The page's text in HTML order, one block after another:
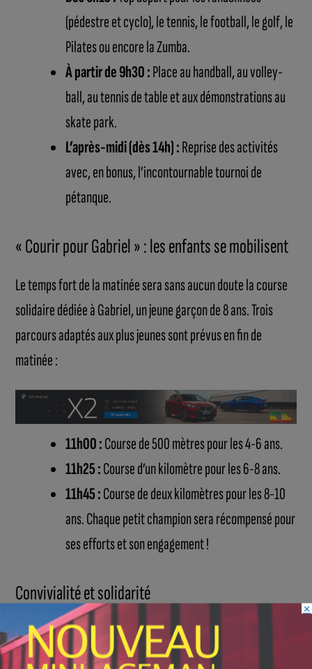
(pédestre et cyclo), le tennis, le football, le golf, le
Pilates ou encore la Zumba.
À partir de 9h30 :Place au handball, au volley-
ball, au tennis de table et aux démonstrations au
skate park.
L’après-midi (dès 14h) :Reprise des activités
avec, en bonus, l’incontournable tournoi de
pétanque.
« Courir pour Gabriel » : les enfants se mobilisent
Le temps fort de la matinée sera sans aucun doute la course
solidaire dédiée à Gabriel, un jeune garçon de 8 ans. Trois
parcours adaptés aux plus jeunes sont prévus en fin de
matinée :
11h00 :Course de 500 mètres pour les 4-6 ans.
11h25 :Course d’un kilomètre pour les 6-8 ans.
11h45 :Course de deux kilomètres pour les 8-10
ans. Chaque petit champion sera récompensé pour
ses efforts et son engagement !
Convivialité et solidarité
Pour recharger les batteries, tout est prévu sur place : un
stand de crêpes, une buvette, ainsi qu’un barbecue mis à
×